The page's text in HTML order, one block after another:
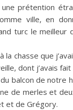
une prétention
ville, en
turc le meilleur
la chasse que
dont j’avais
balcon de notre
de merles et
et de Grégory.